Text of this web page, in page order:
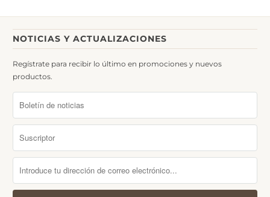
NOTICIAS Y ACTUALIZACIONES
Regístrate para recibir lo último en promociones y nuevos
productos.